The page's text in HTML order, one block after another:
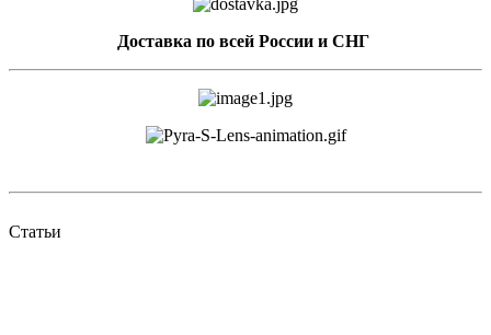
Доставка по всей России и СНГ
Статьи